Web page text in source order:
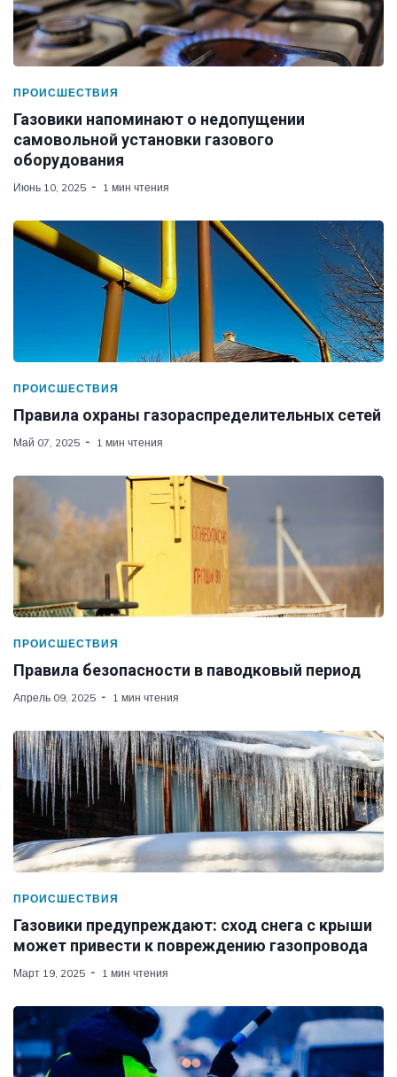
ПРОИСШЕСТВИЯ
Газовики напоминают о недопущении
самовольной установки газового
оборудования
Июнь 10, 2025 1 мин чтения
ПРОИСШЕСТВИЯ
Правила охраны газораспределительных сетей
Май 07, 2025 1 мин чтения
ПРОИСШЕСТВИЯ
Правила безопасности в паводковый период
Апрель 09, 2025 1 мин чтения
ПРОИСШЕСТВИЯ
Газовики предупреждают: сход снега с крыши
может привести к повреждению газопровода
Март 19, 2025 1 мин чтения